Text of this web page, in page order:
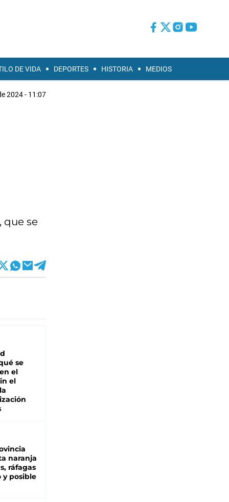
DE VIDA DEPORTES HISTORIA MEDIOS
2024 - 11:07
que se
se
el
el
naranja
ráfagas
y posible